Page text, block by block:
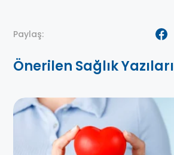
Paylaş:
Önerilen Sağlık Yazıları